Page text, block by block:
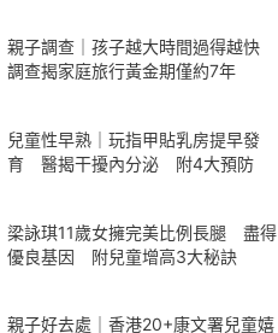
親子調查｜孩子越大時間過得越快
調查揭家庭旅行黃金期僅約7年
兒童性早熟｜玩指甲貼乳房提早發
育 醫揭干擾內分泌 附4大預防
梁詠琪11歲女擁完美比例長腿 盡得
優良基因 附兒童增高3大秘訣
親子好去處｜香港20+康文署兒童嬉